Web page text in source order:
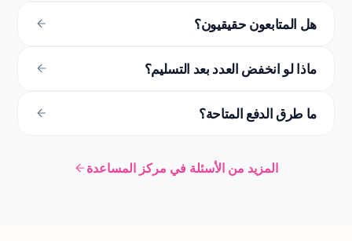
هل المتابعون حقيقيون؟
ماذا لو انخفض العدد بعد التسليم؟
ما طرق الدفع المتاحة؟
المزيد من الأسئلة في مركز المساعدة